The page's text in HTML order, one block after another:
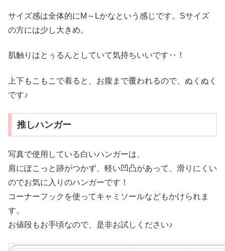
サイズ感は全体的にM～Lかなという感じです。Sサイズ
の方には少し大きめ。
肌触りはとぅるんとしていて気持ちいいです‥！
上下もこもこで着ると、お腹まで覆われるので、ぬくぬく
です♪
推しハンガー
写真で使用している白いハンガーは、
肩にぽこっと跡がつかず、軽い凹凸があって、滑りにくい
のでお気に入りのハンガーです！
コーナーフックを使ってキャミソールなどもかけられま
す。
お値段もお手頃なので、是非お試しください♪